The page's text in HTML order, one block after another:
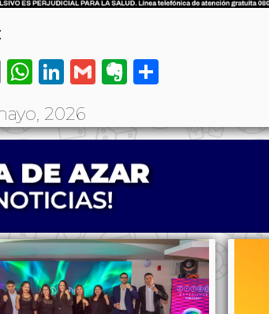
EmailWhatsApp
LinkedIn
GmailEvernote
2026